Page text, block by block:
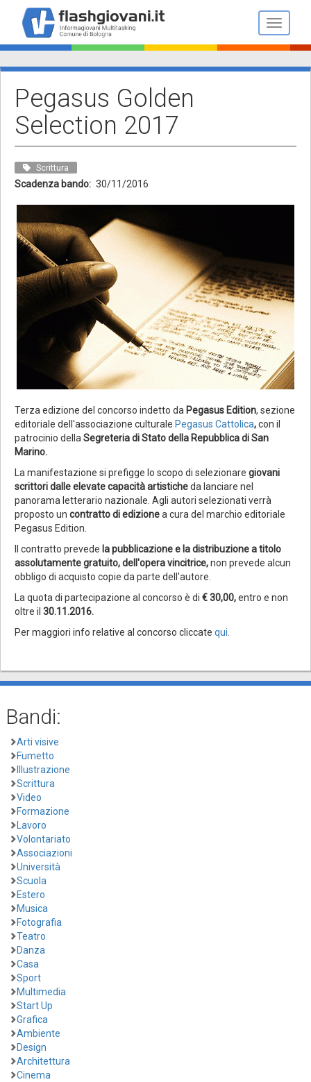
contenuto
principale
Toggle
Pegasus Golden
Selection 2017
Scrittura
Scadenza bando 30/11/2016
Terza edizione del concorso indetto da Pegasus Edition, sezione
editoriale dell'associazione culturale Pegasus Cattolica,con il
patrocinio dellaSegreteria di Stato della Repubblica di San
Marino.
La manifestazione si prefigge lo scopo di selezionare giovani
scrittori dalle elevate capacità artisticheda lanciare nel
panorama letterario nazionale. Agli autori selezionati verrà
proposto un contratto di edizionea cura del marchio editoriale
Pegasus Edition.
Il contratto prevede la pubblicazione e la distribuzione a titolo
assolutamente gratuito, dell'opera vincitrice,non prevede alcun
obbligo di acquisto copie da parte dell'autore.
La quota di partecipazione al concorso è di € 30,00,entro e non
oltre il 30.11.2016.
Per maggiori info relative al concorso cliccate qui.
Bandi:
Arti visive
Fumetto
Illustrazione
Scrittura
Video
Formazione
Lavoro
Volontariato
Associazioni
Università
Scuola
Estero
Musica
Fotografia
Teatro
Danza
Casa
Sport
Multimedia
Start Up
Grafica
Ambiente
Design
Architettura
Cinema